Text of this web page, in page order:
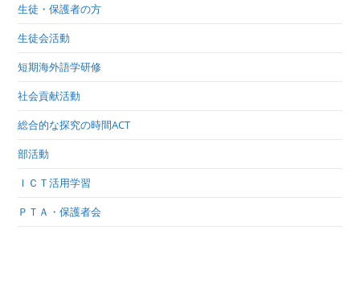
生徒・保護者の方
生徒会活動
短期海外語学研修
社会貢献活動
総合的な探究の時間ACT
部活動
ＩＣＴ活用学習
ＰＴＡ・保護者会